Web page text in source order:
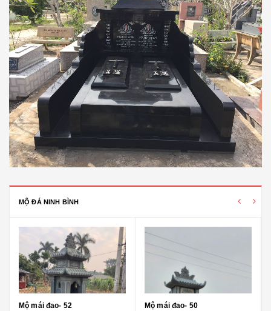
MỘ ĐÁ NINH BÌNH
Mộ mái đao- 52 Mộ mái đao- 50